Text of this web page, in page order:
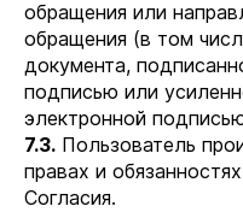
обращения или
обращения (в том
документа,
подписью или
электронной
7.3. Пользователь
правах и
Согласия.